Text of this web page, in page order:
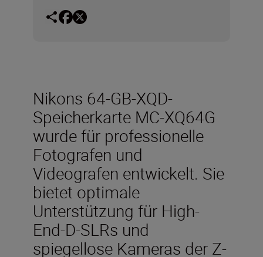
Nikons 64-GB-XQD-
Speicherkarte MC-XQ64G
wurde für professionelle
Fotografen und
Videografen entwickelt. Sie
bietet optimale
Unterstützung für High-
End-D-SLRs und
spiegellose Kameras der Z-